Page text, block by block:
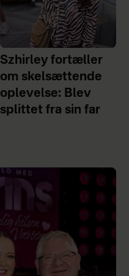
Szhirley fortæller
om skelsættende
oplevelse: Blev
splittet fra sin far